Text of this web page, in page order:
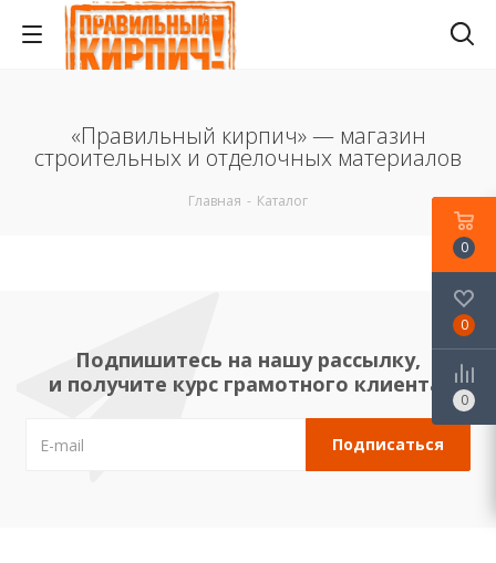
«Правильный кирпич» — магазин
строительных и отделочных материалов
Главная - Каталог
Подпишитесь на нашу рассылку,
и получите курс грамотного клиента!
0
0
0